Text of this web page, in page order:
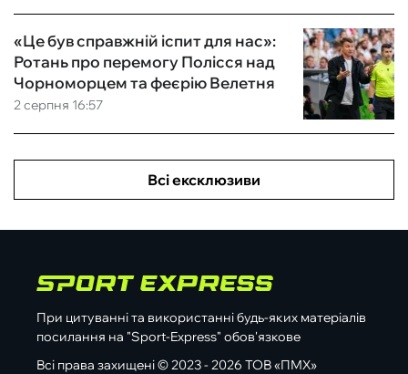
2 серпня 16:57
«Це був справжній іспит для нас»:
Ротань про перемогу Полісся над
Чорноморцем та феєрію Велетня
Всі ексклюзиви
При цитуванні та використанні будь-яких матеріалів
посилання на "Sport-Express" обов'язкове
Всі права захищені © 2023 - 2026 ТОВ «ПМХ»